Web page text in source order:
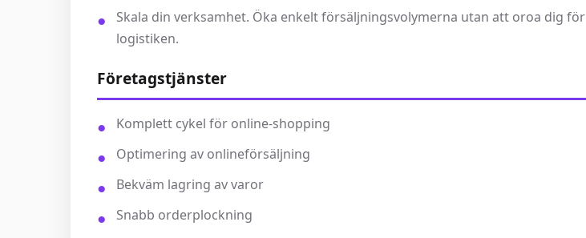
Skala din verksamhet. Öka enkelt försäljningsvolymerna utan att oroa dig för
logistiken.
Företagstjänster
Komplett cykel för online-shopping
Optimering av onlineförsäljning
Bekväm lagring av varor
Snabb orderplockning